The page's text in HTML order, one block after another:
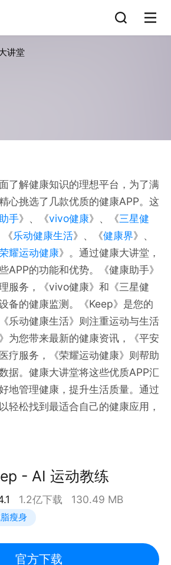
讲堂
了解健康知识的理想平台，为了满
心挑选了几款优质的健康APP。这
手》、《vivo健康》、《三星健
《乐动健康生活》、《健康界》、
耀运动健康》。通过健康大讲堂，
APP的功能和优势。《健康助手》
服务，《vivo健康》和《三星健
备的健康监测。《Keep》是您的
乐动健康生活》则注重运动与生活
为您带来最新的健康资讯，《平安
疗服务，《荣耀运动健康》则帮助
据。健康大讲堂将这些优质APP汇
地管理健康，提升生活质量。通过
轻松找到最适合自己的健康应用，
- AI 运动教练
1.2亿下载 130.49 MB
瘦身
官方下载